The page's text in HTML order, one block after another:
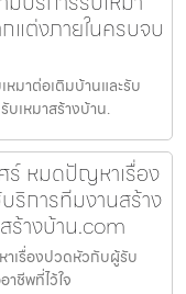
แต่งภายในครบจบ
หมาต่อเติมบ้านและรับ
เหมาสร้างบ้าน.
ร์ หมดปัญหาเรื่อง
ริการทีมงานสร้าง
ร้างบ้าน.com
เรื่องปวดหัวกับผู้รับ
ชีพที่ไว้ใจ